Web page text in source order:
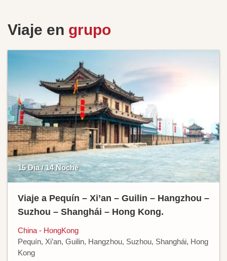
Viaje en grupo
15 Día / 14 Noche
Viaje a Pequín – Xi’an – Guilin – Hangzhou –
Suzhou – Shanghái – Hong Kong.
China - HongKong
Pequín, Xi’an, Guilin, Hangzhou, Suzhou, Shanghái, Hong
Kong